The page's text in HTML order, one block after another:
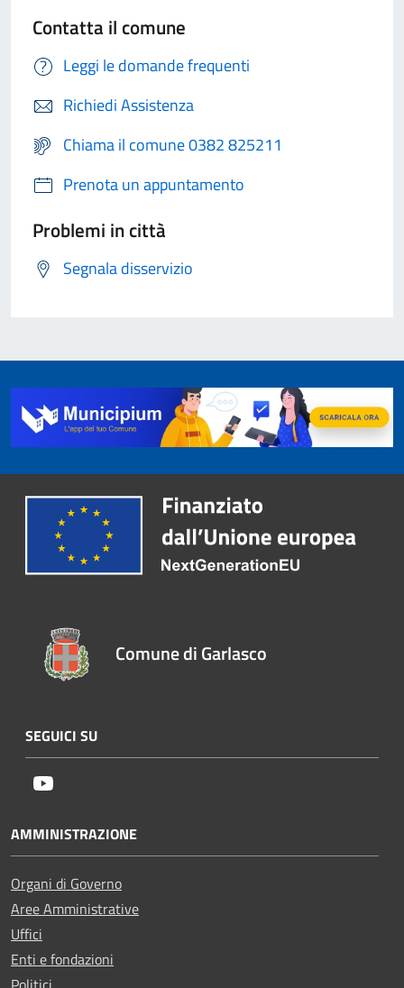
Contatta il comune
Leggi le domande frequenti
Richiedi Assistenza
Chiama il comune 0382 825211
Prenota un appuntamento
Problemi in città
Segnala disservizio
Comune di Garlasco
SEGUICI SU
AMMINISTRAZIONE
Organi di Governo
Aree Amministrative
Uffici
Enti e fondazioni